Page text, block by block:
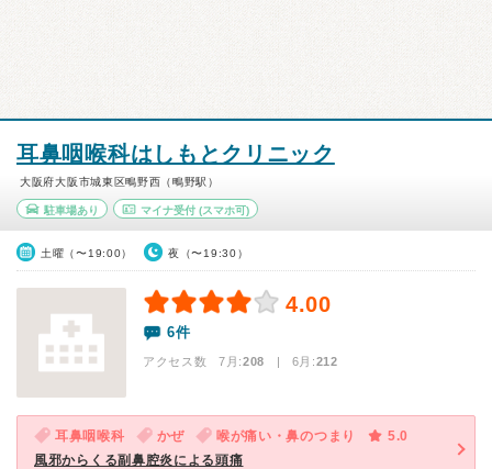
耳鼻咽喉科はしもとクリニック
大阪府大阪市城東区鴫野西（鴫野駅）
駐車場あり マイナ受付(スマホ可)
土曜（〜19:00） 夜（〜19:30）
4.00
6件
アクセス数 7月:208 | 6月:212
耳鼻咽喉科 かぜ 喉が痛い・鼻のつまり
5.0
風邪からくる副鼻腔炎による頭痛